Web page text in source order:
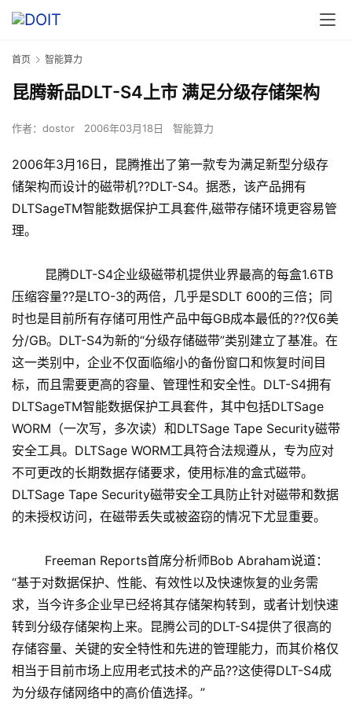
首页 智能算力
昆腾新品DLT-S4上市 满足分级存储架构
作者： dostor 2006年03月18日 智能算力
2006年3月16日，昆腾推出了第一款专为满足新型分级存
储架构而设计的磁带机??DLT-S4。据悉，该产品拥有
DLTSageTM智能数据保护工具套件,磁带存储环境更容易管
理。
昆腾DLT-S4企业级磁带机提供业界最高的每盒1.6TB
压缩容量??是LTO-3的两倍，几乎是SDLT 600的三倍；同
时也是目前所有存储可用性产品中每GB成本最低的??仅6美
分/GB。DLT-S4为新的“分级存储磁带”类别建立了基准。在
这一类别中，企业不仅面临缩小的备份窗口和恢复时间目
标，而且需要更高的容量、管理性和安全性。DLT-S4拥有
DLTSageTM智能数据保护工具套件，其中包括DLTSage
WORM（一次写，多次读）和DLTSage Tape Security磁带
安全工具。DLTSage WORM工具符合法规遵从，专为应对
不可更改的长期数据存储要求，使用标准的盒式磁带。
DLTSage Tape Security磁带安全工具防止针对磁带和数据
的未授权访问，在磁带丢失或被盗窃的情况下尤显重要。
Freeman Reports首席分析师Bob Abraham说道：
“基于对数据保护、性能、有效性以及快速恢复的业务需
求，当今许多企业早已经将其存储架构转到，或者计划快速
转到分级存储架构上来。昆腾公司的DLT-S4提供了很高的
存储容量、关键的安全特性和先进的管理能力，而其价格仅
相当于目前市场上应用老式技术的产品??这使得DLT-S4成
为分级存储网络中的高价值选择。”